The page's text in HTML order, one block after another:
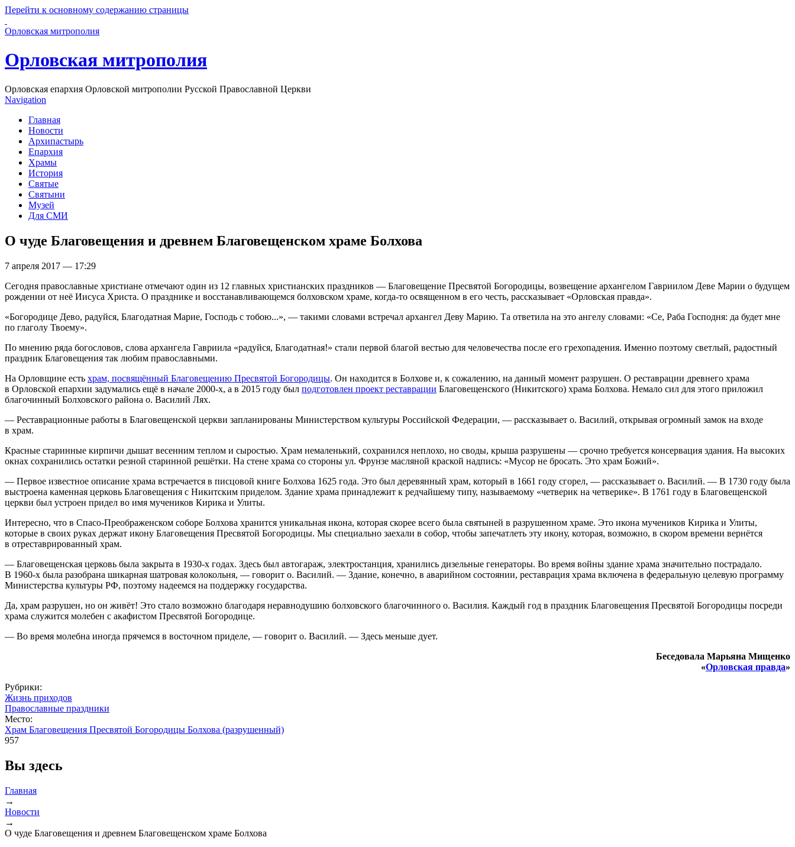
Перейти к основному содержанию страницы
Орловская митрополия
Орловская митрополия
Орловская епархия Орловской митрополии Русской Православной Церкви
Navigation
Главная
Новости
Архипастырь
Епархия
Храмы
История
Святые
Святыни
Музей
Для СМИ
О чуде Благовещения и древнем Благовещенском храме Болхова
7 апреля 2017 — 17:29
Сегодня православные христиане отмечают один из 12 главных христианских праздников — Благовещение Пресвятой Богородицы, возвещение архангелом Гавриилом Деве Марии о будущем
рождении от неё Иисуса Христа. О празднике и восстанавливающемся болховском храме, когда-то освященном в его честь, рассказывает «Орловская правда».
«Богородице Дево, радуйся, Благодатная Марие, Господь с тобою...», — такими словами встречал архангел Деву Марию. Та ответила на это ангелу словами: «Се, Раба Господня: да будет мне
по глаголу Твоему».
По мнению ряда богословов, слова архангела Гавриила «радуйся, Благодатная!» стали первой благой вестью для человечества после его грехопадения. Именно поэтому светлый, радостный
праздник Благовещения так любим православными.
На Орловщине есть храм, посвящённый Благовещению Пресвятой Богородицы. Он находится в Болхове и, к сожалению, на данный момент разрушен. О реставрации древнего храма
в Орловской епархии задумались ещё в начале 2000-х, а в 2015 году был подготовлен проект реставрации Благовещенского (Никитского) храма Болхова. Немало сил для этого приложил
благочинный Болховского района о. Василий Лях.
— Реставрационные работы в Благовещенской церкви запланированы Министерством культуры Российской Федерации, — рассказывает о. Василий, открывая огромный замок на входе
в храм.
Красные старинные кирпичи дышат весенним теплом и сыростью. Храм немаленький, сохранился неплохо, но своды, крыша разрушены — срочно требуется консервация здания. На высоких
окнах сохранились остатки резной старинной решётки. На стене храма со стороны ул. Фрунзе масляной краской надпись: «Мусор не бросать. Это храм Божий».
— Первое известное описание храма встречается в писцовой книге Болхова 1625 года. Это был деревянный храм, который в 1661 году сгорел, — рассказывает о. Василий. — В 1730 году была
выстроена каменная церковь Благовещения с Никитским приделом. Здание храма принадлежит к редчайшему типу, называемому «четверик на четверике». В 1761 году в Благовещенской
церкви был устроен придел во имя мучеников Кирика и Улиты.
Интересно, что в Спасо-Преображенском соборе Болхова хранится уникальная икона, которая скорее всего была святыней в разрушенном храме. Это икона мучеников Кирика и Улиты,
которые в своих руках держат икону Благовещения Пресвятой Богородицы. Мы специально заехали в собор, чтобы запечатлеть эту икону, которая, возможно, в скором времени вернётся
в отреставрированный храм.
— Благовещенская церковь была закрыта в 1930-х годах. Здесь был автогараж, электростанция, хранились дизельные генераторы. Во время войны здание храма значительно пострадало.
В 1960-х была разобрана шикарная шатровая колокольня, — говорит о. Василий. — Здание, конечно, в аварийном состоянии, реставрация храма включена в федеральную целевую программу
Министерства культуры РФ, поэтому надеемся на поддержку государства.
Да, храм разрушен, но он живёт! Это стало возможно благодаря неравнодушию болховского благочинного о. Василия. Каждый год в праздник Благовещения Пресвятой Богородицы посреди
храма служится молебен с акафистом Пресвятой Богородице.
— Во время молебна иногда прячемся в восточном приделе, — говорит о. Василий. — Здесь меньше дует.
Беседовала Марьяна Мищенко
«Орловская правда»
Рубрики:
Жизнь приходов
Православные праздники
Место:
Храм Благовещения Пресвятой Богородицы Болхова (разрушенный)
957
Вы здесь
Главная
→
Новости
→
О чуде Благовещения и древнем Благовещенском храме Болхова